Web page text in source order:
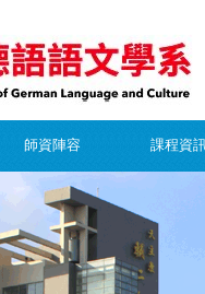
師資陣容 課程資